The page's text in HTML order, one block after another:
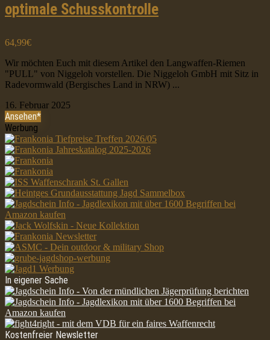
optimale Schusskontrolle
64,99€
Wir möchten Euch mit diesem Artikel den Langwaffen-Riemen
"PULL" von Niggeloh vorstellen. Die Niggeloh GmbH mit Sitz in
Radevormwald (Bergisches Land in NRW) ...
16. Februar 2025
Ansehen*
Werbung
In eigener Sache
Kostenfreier Newsletter